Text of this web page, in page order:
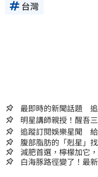
台灣
最即時的新聞話題
明星講師親授！醒吾
追蹤訂閱娛樂星聞
腹部脂肪的「剋星」
囊，瘦出小蠻腰
減肥首選，檸檬加它
人生
白海豚路徑變了！最